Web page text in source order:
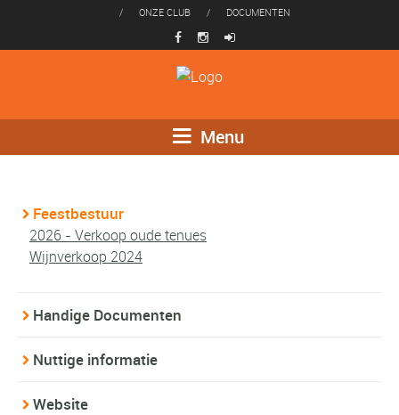
/ ONZE CLUB / DOCUMENTEN
Menu
Feestbestuur
2026 - Verkoop oude tenues
Wijnverkoop 2024
Handige Documenten
Nuttige informatie
Website